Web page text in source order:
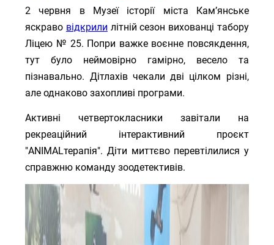
2 червня в Музеї історії міста Кам’янське
яскраво відкрили літній сезон вихованці табору
Ліцею № 25. Попри важке воєнне повсякдення,
тут було неймовірно гамірно, весело та
пізнавально. Дітлахів чекали дві цілком різні,
але однаково захопливі програми.
Активні четвертокласники завітали на
рекреаційний інтерактивний проєкт
"ANIMALтерапія". Діти миттєво перевтілилися у
справжню команду зоодетективів.